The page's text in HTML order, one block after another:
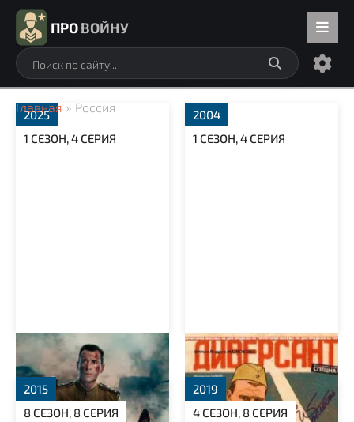
ПРОВОЙНУ
Главная » Россия
Солдат по кличке Рекс
2025
1 СЕЗОН, 4 СЕРИЯ
Диверсант
2004
1 СЕЗОН, 4 СЕРИЯ
2015
8 СЕЗОН, 8 СЕРИЯ
2019
4 СЕЗОН, 8 СЕРИЯ